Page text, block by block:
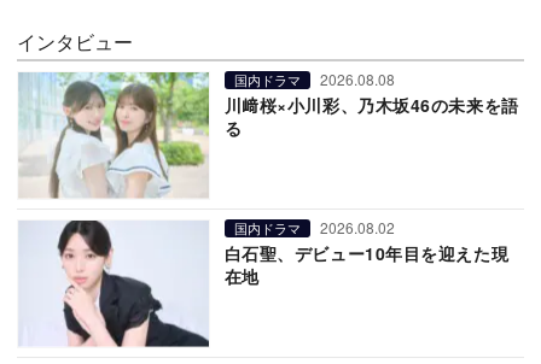
インタビュー
国内ドラマ 2026.08.08
川﨑桜×小川彩、乃木坂46の未来を語
る
国内ドラマ 2026.08.02
白石聖、デビュー10年目を迎えた現
在地